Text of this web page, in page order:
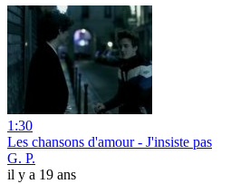
1:30
Les chansons d'amour - J'insiste pas
G. P.
il y a 19 ans